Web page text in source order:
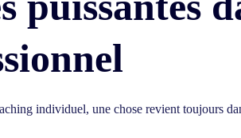
individuel, une chose revient toujours